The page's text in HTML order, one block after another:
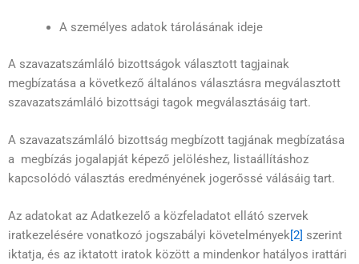
A személyes adatok tárolásának ideje
A szavazatszámláló bizottságok választott tagjainak
megbízatása a következő általános választásra megválasztott
szavazatszámláló bizottsági tagok megválasztásáig tart.
A szavazatszámláló bizottság megbízott tagjának megbízatása
a megbízás jogalapját képező jelöléshez, listaállításhoz
kapcsolódó választás eredményének jogerőssé válásáig tart.
Az adatokat az Adatkezelő a közfeladatot ellátó szervek
iratkezelésére vonatkozó jogszabályi követelmények [2] szerint
iktatja, és az iktatott iratok között a mindenkor hatályos irattári